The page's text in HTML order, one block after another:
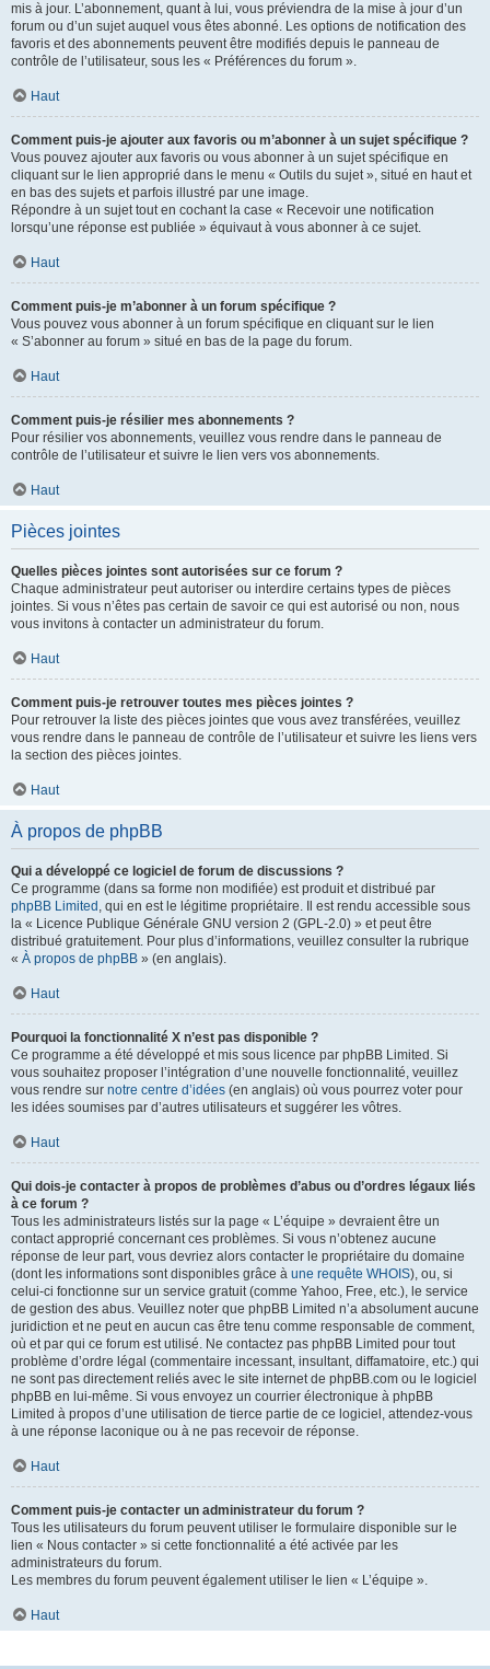
mis à jour. L’abonnement, quant à lui, vous préviendra de la mise à jour d’un
forum ou d’un sujet auquel vous êtes abonné. Les options de notification des
favoris et des abonnements peuvent être modifiés depuis le panneau de
contrôle de l’utilisateur, sous les « Préférences du forum ».
Haut
Comment puis-je ajouter aux favoris ou m’abonner à un sujet spécifique ?
Vous pouvez ajouter aux favoris ou vous abonner à un sujet spécifique en
cliquant sur le lien approprié dans le menu « Outils du sujet », situé en haut et
en bas des sujets et parfois illustré par une image.
Répondre à un sujet tout en cochant la case « Recevoir une notification
lorsqu’une réponse est publiée » équivaut à vous abonner à ce sujet.
Haut
Comment puis-je m’abonner à un forum spécifique ?
Vous pouvez vous abonner à un forum spécifique en cliquant sur le lien
« S’abonner au forum » situé en bas de la page du forum.
Haut
Comment puis-je résilier mes abonnements ?
Pour résilier vos abonnements, veuillez vous rendre dans le panneau de
contrôle de l’utilisateur et suivre le lien vers vos abonnements.
Haut
Pièces jointes
Quelles pièces jointes sont autorisées sur ce forum ?
Chaque administrateur peut autoriser ou interdire certains types de pièces
jointes. Si vous n’êtes pas certain de savoir ce qui est autorisé ou non, nous
vous invitons à contacter un administrateur du forum.
Haut
Comment puis-je retrouver toutes mes pièces jointes ?
Pour retrouver la liste des pièces jointes que vous avez transférées, veuillez
vous rendre dans le panneau de contrôle de l’utilisateur et suivre les liens vers
la section des pièces jointes.
Haut
À propos de phpBB
Qui a développé ce logiciel de forum de discussions ?
Ce programme (dans sa forme non modifiée) est produit et distribué par
phpBB Limited , qui en est le légitime propriétaire. Il est rendu accessible sous
la « Licence Publique Générale GNU version 2 (GPL-2.0) » et peut être
distribué gratuitement. Pour plus d’informations, veuillez consulter la rubrique
« À propos de phpBB » (en anglais).
Haut
Pourquoi la fonctionnalité X n’est pas disponible ?
Ce programme a été développé et mis sous licence par phpBB Limited. Si
vous souhaitez proposer l’intégration d’une nouvelle fonctionnalité, veuillez
vous rendre sur notre centre d’idées (en anglais) où vous pourrez voter pour
les idées soumises par d’autres utilisateurs et suggérer les vôtres.
Haut
Qui dois-je contacter à propos de problèmes d’abus ou d’ordres légaux liés
à ce forum ?
Tous les administrateurs listés sur la page « L’équipe » devraient être un
contact approprié concernant ces problèmes. Si vous n’obtenez aucune
réponse de leur part, vous devriez alors contacter le propriétaire du domaine
(dont les informations sont disponibles grâce à une requête WHOIS), ou, si
celui-ci fonctionne sur un service gratuit (comme Yahoo, Free, etc.), le service
de gestion des abus. Veuillez noter que phpBB Limited n’a absolument aucune
juridiction et ne peut en aucun cas être tenu comme responsable de comment,
où et par qui ce forum est utilisé. Ne contactez pas phpBB Limited pour tout
problème d’ordre légal (commentaire incessant, insultant, diffamatoire, etc.) qui
ne sont pas directement reliés avec le site internet de phpBB.com ou le logiciel
phpBB en lui-même. Si vous envoyez un courrier électronique à phpBB
Limited à propos d’une utilisation de tierce partie de ce logiciel, attendez-vous
à une réponse laconique ou à ne pas recevoir de réponse.
Haut
Comment puis-je contacter un administrateur du forum ?
Tous les utilisateurs du forum peuvent utiliser le formulaire disponible sur le
lien « Nous contacter » si cette fonctionnalité a été activée par les
administrateurs du forum.
Les membres du forum peuvent également utiliser le lien « L’équipe ».
Haut